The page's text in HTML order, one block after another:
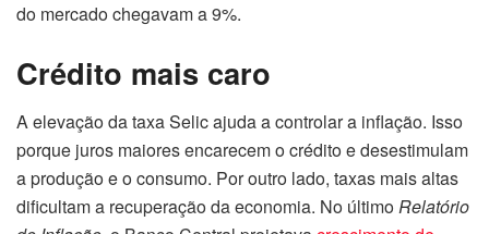
do mercado chegavam a 9%.
Crédito mais caro
A elevação da taxa Selic ajuda a controlar a inflação. Isso
porque juros maiores encarecem o crédito e desestimulam
a produção e o consumo. Por outro lado, taxas mais altas
dificultam a recuperação da economia. No últimoRelatório